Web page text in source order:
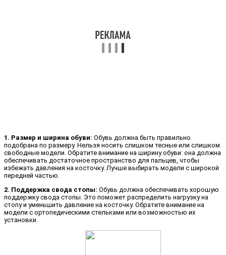
1. Размер и ширина обуви: Обувь должна быть правильно
подобрана по размеру. Нельзя носить слишком тесные или слишком
свободные модели. Обратите внимание на ширину обуви: она должна
обеспечивать достаточное пространство для пальцев, чтобы
избежать давления на косточку. Лучше выбирать модели с широкой
передней частью.
2. Поддержка свода стопы: Обувь должна обеспечивать хорошую
поддержку свода стопы. Это поможет распределить нагрузку на
стопу и уменьшить давление на косточку. Обратите внимание на
модели с ортопедическими стельками или возможностью их
установки.